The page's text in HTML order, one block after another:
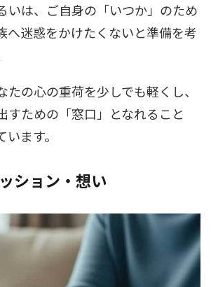
いは、ご自身の「いつか」のため
へ迷惑をかけたくないと準備を考
たの心の重荷を少しでも軽くし、
すための「窓口」となれること
ます。
ション・想い